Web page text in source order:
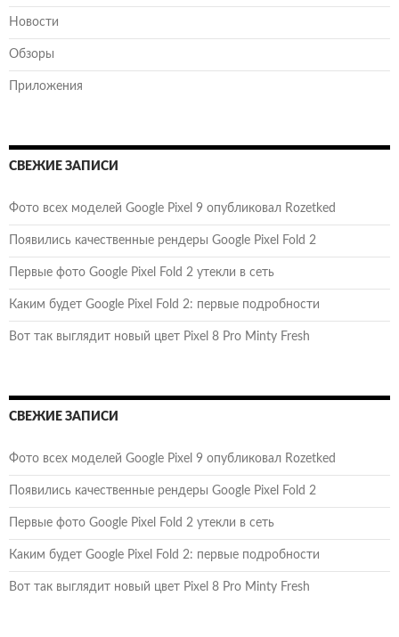
Новости
Обзоры
Приложения
СВЕЖИЕ ЗАПИСИ
Фото всех моделей Google Pixel 9 опубликовал Rozetked
Появились качественные рендеры Google Pixel Fold 2
Первые фото Google Pixel Fold 2 утекли в сеть
Каким будет Google Pixel Fold 2: первые подробности
Вот так выглядит новый цвет Pixel 8 Pro Minty Fresh
СВЕЖИЕ ЗАПИСИ
Фото всех моделей Google Pixel 9 опубликовал Rozetked
Появились качественные рендеры Google Pixel Fold 2
Первые фото Google Pixel Fold 2 утекли в сеть
Каким будет Google Pixel Fold 2: первые подробности
Вот так выглядит новый цвет Pixel 8 Pro Minty Fresh